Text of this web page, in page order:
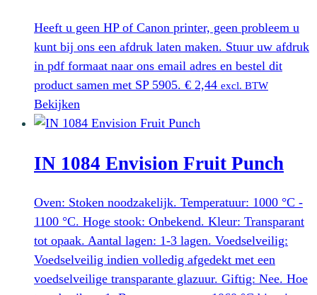
Heeft u geen HP of Canon printer, geen probleem u
kunt bij ons een afdruk laten maken. Stuur uw afdruk
in pdf formaat naar ons email adres en bestel dit
product samen met SP 5905. € 2,44 excl. BTW
Bekijken
IN 1084 Envision Fruit Punch
Oven: Stoken noodzakelijk. Temperatuur: 1000 °C -
1100 °C. Hoge stook: Onbekend. Kleur: Transparant
tot opaak. Aantal lagen: 1-3 lagen. Voedselveilig:
Voedselveilig indien volledig afgedekt met een
voedselveilige transparante glazuur. Giftig: Nee. Hoe